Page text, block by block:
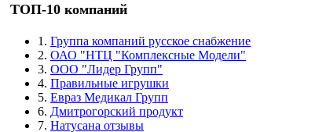
ТОП-10 компаний
1. Группа компаний русское снабжение
2. ОАО "НТЦ "Комплексные Модели"
3. ООО "Лидер Групп"
4. Правильные игрушки
5. Евраз Медикал Групп
6. Дмитрогорский продукт
7. Натусана отзывы